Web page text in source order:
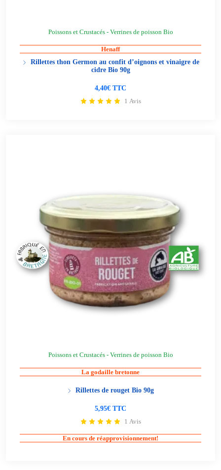
Poissons et Crustacés - Verrines de poisson Bio
Henaff
Rillettes thon Germon au confit d’oignons et vinaigre de
cidre Bio 90g
4,40€ TTC
1 Avis
Poissons et Crustacés - Verrines de poisson Bio
La godaille bretonne
Rillettes de rouget Bio 90g
5,95€ TTC
1 Avis
En cours de réapprovisionnement!